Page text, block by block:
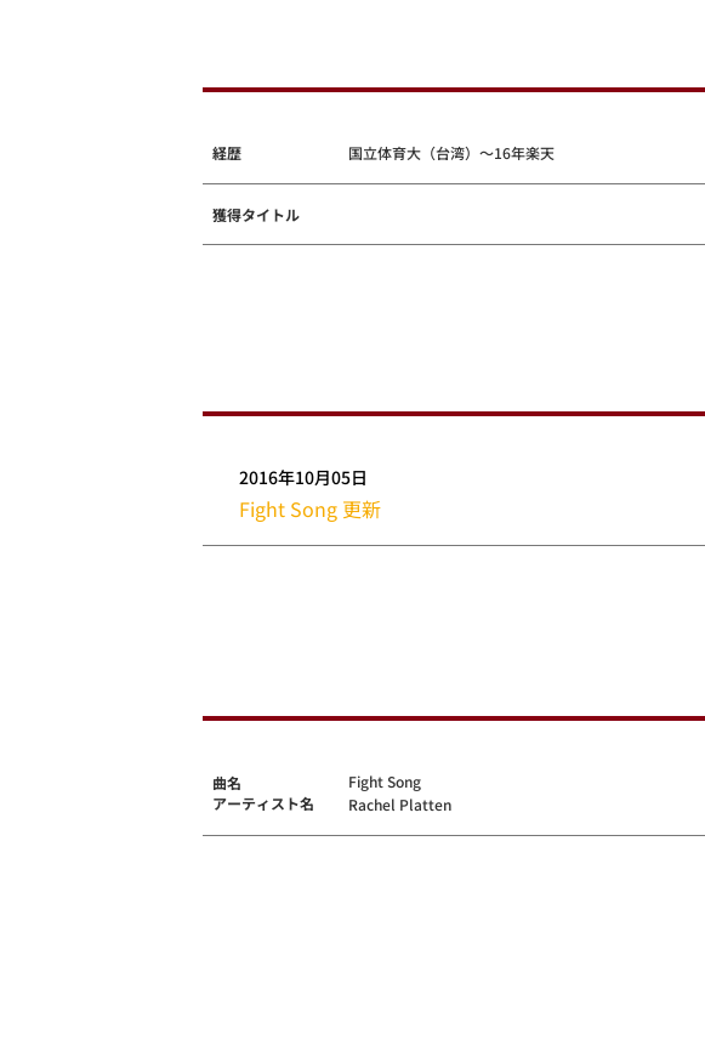
経歴 国立体育大（台湾）～16年楽天
獲得タイトル
2016年10月05日
Fight Song 更新
曲名
アーティスト名
Fight Song
Rachel Platten